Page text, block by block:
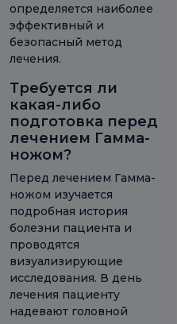
определяется наиболее
эффективный и
безопасный метод
лечения.
Требуется ли
какая-либо
подготовка перед
лечением Гамма-
ножом?
Перед лечением Гамма-
ножом изучается
подробная история
болезни пациента и
проводятся
визуализирующие
исследования. В день
лечения пациенту
надевают головной